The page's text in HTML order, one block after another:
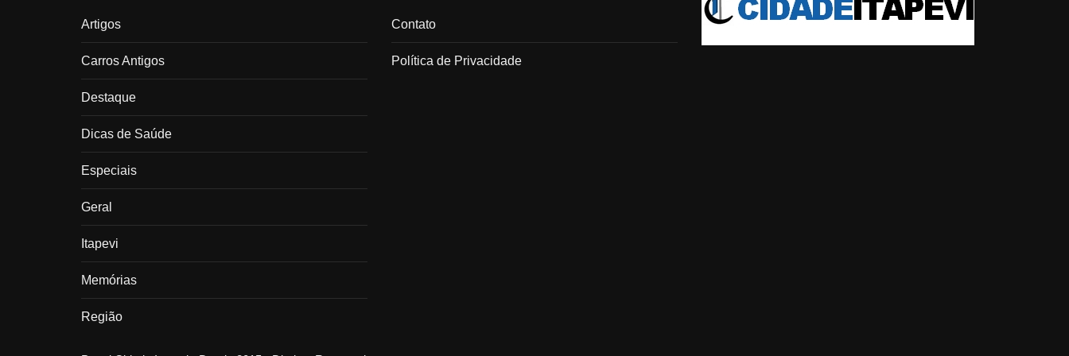
Artigos
Carros Antigos
Destaque
Dicas de Saúde
Especiais
Geral
Itapevi
Memórias
Região
Contato
Política de Privacidade